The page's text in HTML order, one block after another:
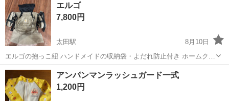
エルゴ
7,800円
太田駅
8月10日
エルゴの抱っこ紐 ハンドメイドの収納袋・よだれ防止付き ホームクリ
ーニング済み
香川 高松市 太田駅 エルゴ
アンパンマンラッシュガード一式
1,200円